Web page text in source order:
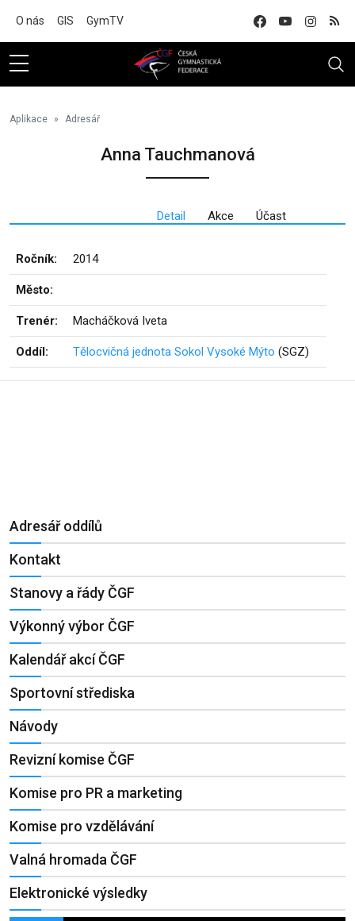
O nás GIS GymTV
Aplikace Adresář
Anna Tauchmanová
Detail Akce Účast
Ročník: 2014
Město:
Trenér: Macháčková Iveta
Oddíl: Tělocvičná jednota Sokol Vysoké Mýto (SGZ)
Adresář oddílů
Kontakt
Stanovy a řády ČGF
Výkonný výbor ČGF
Kalendář akcí ČGF
Sportovní střediska
Návody
Revizní komise ČGF
Komise pro PR a marketing
Komise pro vzdělávání
Valná hromada ČGF
Elektronické výsledky